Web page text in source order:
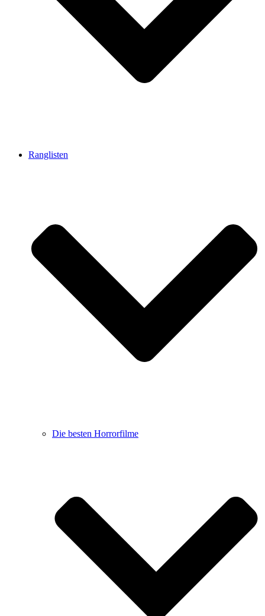
Ranglisten
Die besten Horrorfilme